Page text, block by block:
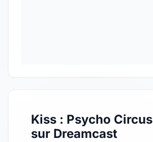
Kiss : Psycho Circus
sur Dreamcast